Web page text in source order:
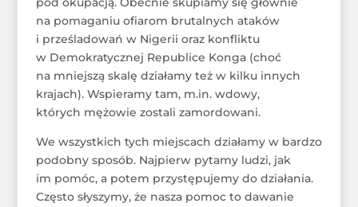
na pomaganiu ofiarom brutalnych ataków
i prześladowań w Nigerii oraz konfliktu
w Demokratycznej Republice Konga (choć
na mniejszą skalę działamy też w kilku innych
krajach). Wspieramy tam, m.in. wdowy,
których mężowie zostali zamordowani.
We wszystkich tych miejscach działamy w bardzo
podobny sposób. Najpierw pytamy ludzi, jak
im pomóc, a potem przystępujemy do działania.
Często słyszymy, że nasza pomoc to dawanie